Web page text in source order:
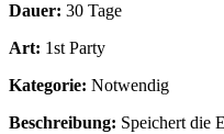
Dauer: 30 Tage
Art: 1st Party
Kategorie: Notwendig
Beschreibung: Speichert die